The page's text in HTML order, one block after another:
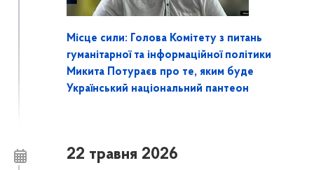
Місце сили: Голова Комітету з питань
гуманітарної та інформаційної політики
Микита Потураєв про те, яким буде
Український національний пантеон
22 травня 2026